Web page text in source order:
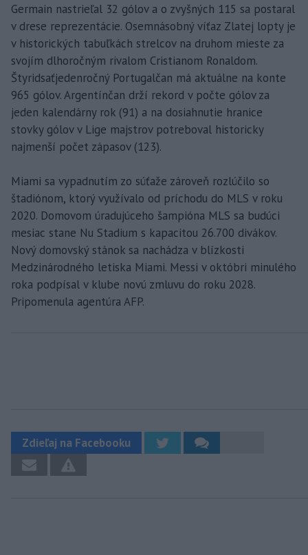
Germain nastrieľal 32 gólov a o zvyšných 115 sa postaral
v drese reprezentácie. Osemnásobný víťaz Zlatej lopty je
v historických tabuľkách strelcov na druhom mieste za
svojím dlhoročným rivalom Cristianom Ronaldom.
Štyridsaťjedenročný Portugalčan má aktuálne na konte
965 gólov. Argentínčan drží rekord v počte gólov za
jeden kalendárny rok (91) a na dosiahnutie hranice
stovky gólov v Lige majstrov potreboval historicky
najmenší počet zápasov (123).
Miami sa vypadnutím zo súťaže zároveň rozlúčilo so
štadiónom, ktorý využívalo od príchodu do MLS v roku
2020. Domovom úradujúceho šampióna MLS sa budúci
mesiac stane Nu Stadium s kapacitou 26.700 divákov.
Nový domovský stánok sa nachádza v blízkosti
Medzinárodného letiska Miami. Messi v októbri minulého
roka podpísal v klube novú zmluvu do roku 2028.
Pripomenula agentúra AFP.
Zdieľaj na Facebooku